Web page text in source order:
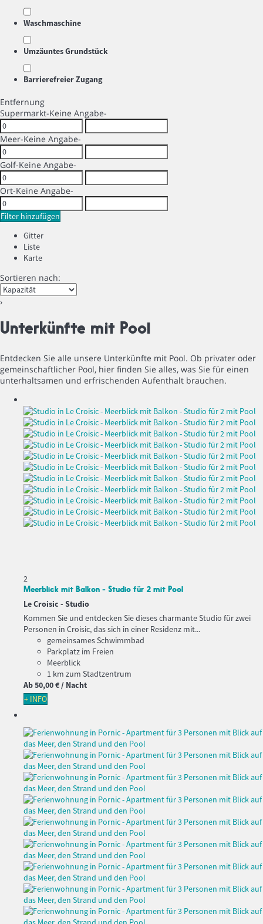
Waschmaschine
Umzäuntes Grundstück
Barrierefreier Zugang
Entfernung
Supermarkt-Keine Angabe-
Meer-Keine Angabe-
Golf-Keine Angabe-
Ort-Keine Angabe-
Filter hinzufügen
Gitter
Liste
Karte
Sortieren nach:
›
Unterkünfte mit Pool
Entdecken Sie alle unsere Unterkünfte mit Pool. Ob privater oder
gemeinschaftlicher Pool, hier finden Sie alles, was Sie für einen
unterhaltsamen und erfrischenden Aufenthalt brauchen.
2
Meerblick mit Balkon - Studio für 2 mit Pool
Le Croisic - Studio
Kommen Sie und entdecken Sie dieses charmante Studio für zwei
Personen in Croisic, das sich in einer Residenz mit...
gemeinsames Schwimmbad
Parkplatz im Freien
Meerblick
1 km zum Stadtzentrum
Ab50,00 €/ Nacht
+ INFO